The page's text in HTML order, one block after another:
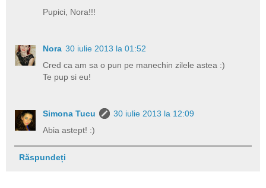
Pupici, Nora!!!
Nora 30 iulie 2013 la 01:52
Cred ca am sa o pun pe manechin zilele astea :)
Te pup si eu!
Simona Tucu
30 iulie 2013 la 12:09
Abia astept! :)
Răspundeți